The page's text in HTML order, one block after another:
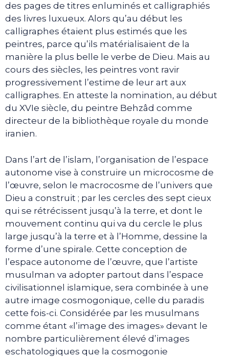
des pages de titres enluminés et calligraphiés
des livres luxueux. Alors qu’au début les
calligraphes étaient plus estimés que les
peintres, parce qu’ils matérialisaient de la
manière la plus belle le verbe de Dieu. Mais au
cours des siècles, les peintres vont ravir
progressivement l’estime de leur art aux
calligraphes. En atteste la nomination, au début
du XVIe siècle, du peintre Behzâd comme
directeur de la bibliothèque royale du monde
iranien.
Dans l’art de l’islam, l’organisation de l’espace
autonome vise à construire un microcosme de
l’œuvre, selon le macrocosme de l’univers que
Dieu a construit ; par les cercles des sept cieux
qui se rétrécissent jusqu’à la terre, et dont le
mouvement continu qui va du cercle le plus
large jusqu’à la terre et à l’Homme, dessine la
forme d’une spirale. Cette conception de
l’espace autonome de l’œuvre, que l’artiste
musulman va adopter partout dans l’espace
civilisationnel islamique, sera combinée à une
autre image cosmogonique, celle du paradis
cette fois-ci. Considérée par les musulmans
comme étant «l’image des images» devant le
nombre particulièrement élevé d’images
eschatologiques que la cosmogonie